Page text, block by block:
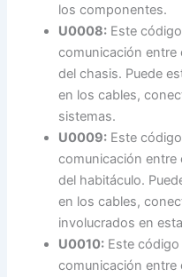
los componentes.
U0008: Este
comunicación entre
del chasis. Puede
en los cables,
sistemas.
U0009: Este
comunicación entre
del habitáculo.
en los cables,
involucrados en
U0010: Este código
comunicación entre